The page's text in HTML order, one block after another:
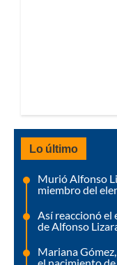
Lo último
Murió Alfonso
miembro del
Así reaccionó el
de Alfonso
Mariana